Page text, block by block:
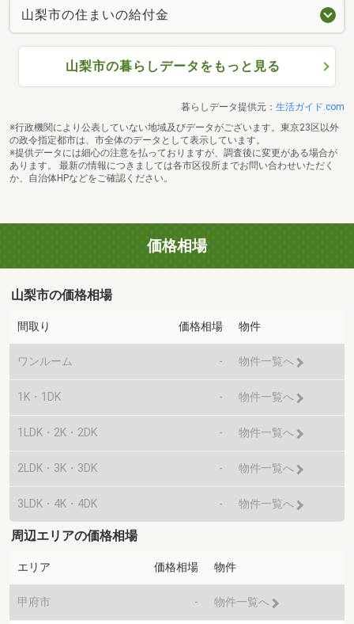
山梨市の住まいの給付金
山梨市の暮らしデータをもっと見る
暮らしデータ提供元： 生活ガイド.com
※行政機関により公表していない地域及びデータがございます。東京23区以外
の政令指定都市は、市全体のデータとして表示しています。
※提供データには細心の注意を払っておりますが、調査後に変更がある場合が
あります。 最新の情報につきましては各市区役所までお問い合わせいただく
か、自治体HPなどをご確認ください。
価格相場
山梨市の価格相場
間取り 価格相場 物件
ワンルーム - 物件一覧へ
1K・1DK - 物件一覧へ
1LDK・2K・2DK - 物件一覧へ
2LDK・3K・3DK - 物件一覧へ
3LDK・4K・4DK - 物件一覧へ
周辺エリアの価格相場
エリア 価格相場 物件
甲府市 - 物件一覧へ